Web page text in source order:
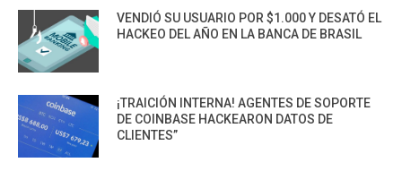
VENDIÓ SU USUARIO POR $1.000 Y DESATÓ EL
HACKEO DEL AÑO EN LA BANCA DE BRASIL
¡TRAICIÓN INTERNA! AGENTES DE SOPORTE
DE COINBASE HACKEARON DATOS DE
CLIENTES”